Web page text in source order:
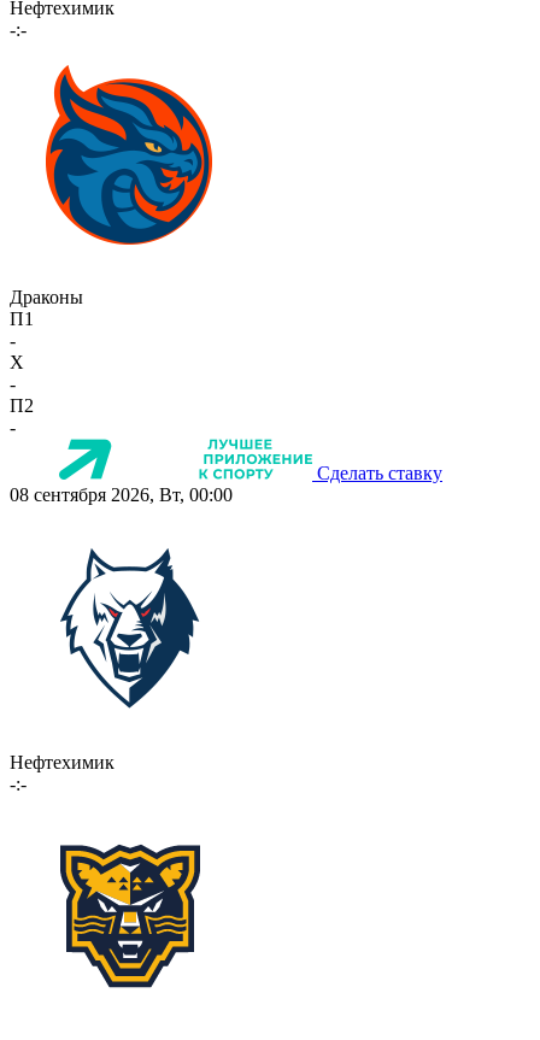
Нефтехимик
-:-
Драконы
П1
-
X
-
П2
-
Сделать ставку
08 сентября 2026, Вт, 00:00
Нефтехимик
-:-